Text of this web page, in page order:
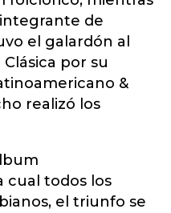
de
el galardón al
por su
&
realizó los
cual todos los
el triunfo se